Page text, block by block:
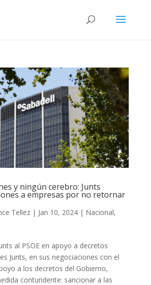
y ningún cerebro: Junts
a empresas por no retornar
Tellez| Jan 10, 2024| Nacional,
al PSOE en apoyo a decretos
Junts, en sus negociaciones con el
a los decretos del Gobierno,
contundente: sancionar a las